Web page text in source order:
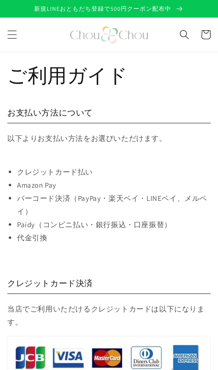
ンツに
進む
新規LINEおともだち登録で500円クーポン配布中
ー
ご利用ガイド
お支払い方法について
以下よりお支払い方法をお選びいただけます。
クレジットカード払い
Amazon Pay
バーコード決済（PayPay・楽天ペイ・LINEペイ、メルペ
イ）
Paidy（コンビニ払い・銀行振込・口座振替）
代金引換
クレジットカード決済
当店でご利用いただけるクレジットカードは以下になりま
す。